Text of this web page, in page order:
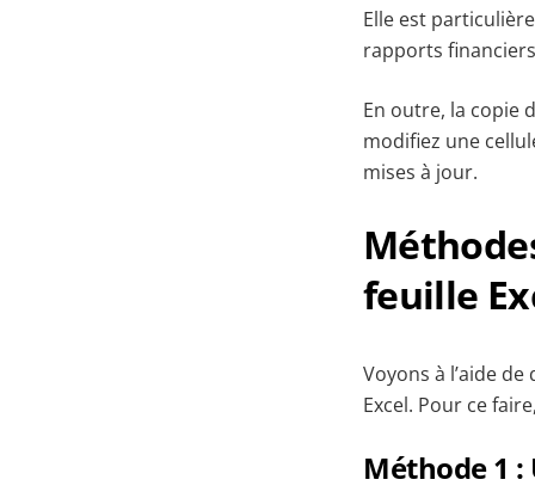
Elle est
rapports
En outre, la copie
modifiez une
mises à jour.
feuille
Voyons à l’aide
Excel. Pour ce
Méthode 1